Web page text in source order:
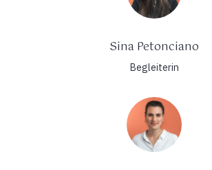
Sina Petonciano
Begleiterin